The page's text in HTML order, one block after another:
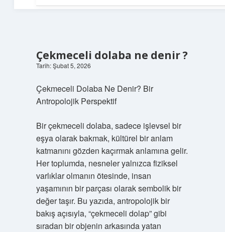
Çekmeceli dolaba ne denir ?
Tarih: Şubat 5, 2026
Çekmeceli Dolaba Ne Denir? Bir
Antropolojik Perspektif
Bir çekmeceli dolaba, sadece işlevsel bir
eşya olarak bakmak, kültürel bir anlam
katmanını gözden kaçırmak anlamına gelir.
Her toplumda, nesneler yalnızca fiziksel
varlıklar olmanın ötesinde, insan
yaşamının bir parçası olarak sembolik bir
değer taşır. Bu yazıda, antropolojik bir
bakış açısıyla, “çekmeceli dolap” gibi
sıradan bir objenin arkasında yatan